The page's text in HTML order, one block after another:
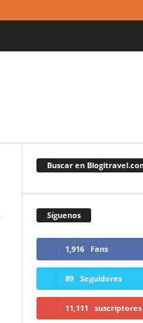
Buscar en
Síguenos
1,916 Fans
89 Seguidores
11,111 suscriptores